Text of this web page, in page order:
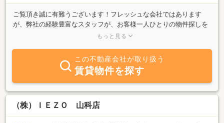
ご覧頂き誠に有難うございます！フレッシュな会社ではあります
が、弊社の経験豊富なスタッフが、お客様一人ひとりの物件探しを
全力でサポートさせて頂きます！物件をご紹介させて頂くにあた
様が満足して頂ける物件を探し続ける事が私共の使命だと考えてお
ります！どんな些細な事でもお気軽にご相談下さい！皆様からのお
問合せをスタッフ一同心よりお待ちしております！
もっと見る
この不動産会社が取り扱う
賃貸物件を探す
（株）ＩＥＺＯ 山科店